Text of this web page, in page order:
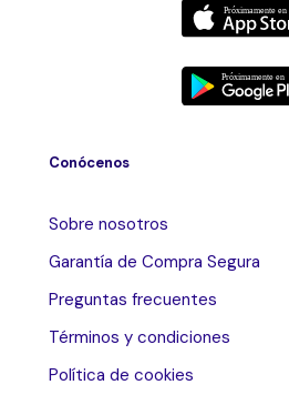
Conócenos
Sobre nosotros
Garantía de Compra Segura
Preguntas frecuentes
Términos y condiciones
Política de cookies